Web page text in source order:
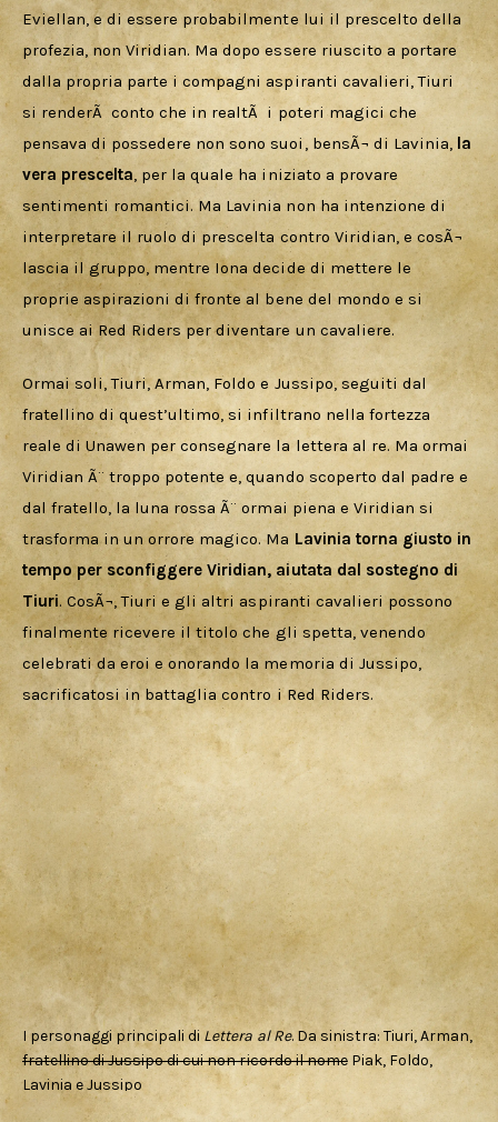
Eviellan, e di essere probabilmente lui il prescelto della
profezia, non Viridian. Ma dopo essere riuscito a portare
dalla propria parte i compagni aspiranti cavalieri, Tiuri
si renderÃ  conto che in realtÃ  i poteri magici che
pensava di possedere non sono suoi, bensÃ¬ di Lavinia, la
vera prescelta, per la quale ha iniziato a provare
sentimenti romantici. Ma Lavinia non ha intenzione di
interpretare il ruolo di prescelta contro Viridian, e cosÃ¬
lascia il gruppo, mentre Iona decide di mettere le
proprie aspirazioni di fronte al bene del mondo e si
unisce ai Red Riders per diventare un cavaliere.
Ormai soli, Tiuri, Arman, Foldo e Jussipo, seguiti dal
fratellino di quest’ultimo, si infiltrano nella fortezza
reale di Unawen per consegnare la lettera al re. Ma ormai
Viridian Ã¨ troppo potente e, quando scoperto dal padre e
dal fratello, la luna rossa Ã¨ ormai piena e Viridian si
trasforma in un orrore magico. Ma Lavinia torna giusto in
tempo per sconfiggere Viridian, aiutata dal sostegno di
Tiuri. CosÃ¬, Tiuri e gli altri aspiranti cavalieri possono
finalmente ricevere il titolo che gli spetta, venendo
celebrati da eroi e onorando la memoria di Jussipo,
sacrificatosi in battaglia contro i Red Riders.
I personaggi principali di Lettera al Re. Da sinistra: Tiuri, Arman,
fratellino di Jussipo di cui non ricordo il nomePiak, Foldo,
Lavinia e Jussipo